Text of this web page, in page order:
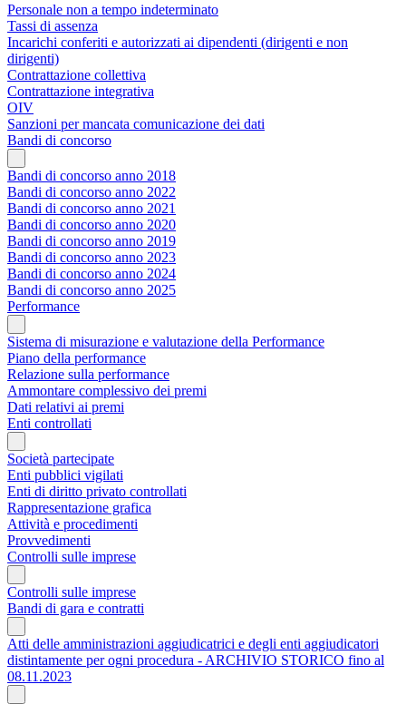
Personale non a tempo indeterminato
Tassi di assenza
Incarichi conferiti e autorizzati ai dipendenti (dirigenti e non
dirigenti)
Contrattazione collettiva
Contrattazione integrativa
OIV
Sanzioni per mancata comunicazione dei dati
Bandi di concorso
Bandi di concorso anno 2018
Bandi di concorso anno 2022
Bandi di concorso anno 2021
Bandi di concorso anno 2020
Bandi di concorso anno 2019
Bandi di concorso anno 2023
Bandi di concorso anno 2024
Bandi di concorso anno 2025
Performance
Sistema di misurazione e valutazione della Performance
Piano della performance
Relazione sulla performance
Ammontare complessivo dei premi
Dati relativi ai premi
Enti controllati
Società partecipate
Enti pubblici vigilati
Enti di diritto privato controllati
Rappresentazione grafica
Attività e procedimenti
Provvedimenti
Controlli sulle imprese
Controlli sulle imprese
Bandi di gara e contratti
Atti delle amministrazioni aggiudicatrici e degli enti aggiudicatori
distintamente per ogni procedura - ARCHIVIO STORICO fino al
08.11.2023